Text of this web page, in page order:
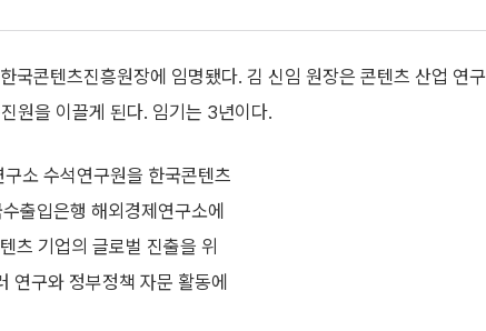
국콘텐츠진흥원장에 임명됐다. 김 신임 원장은 콘텐츠 산업 연구
원을 이끌게 된다. 임기는 3년이다.
소 수석연구원을 한국콘텐츠
출입은행 해외경제연구소에
츠 기업의 글로벌 진출을 위
연구와 정부정책 자문 활동에